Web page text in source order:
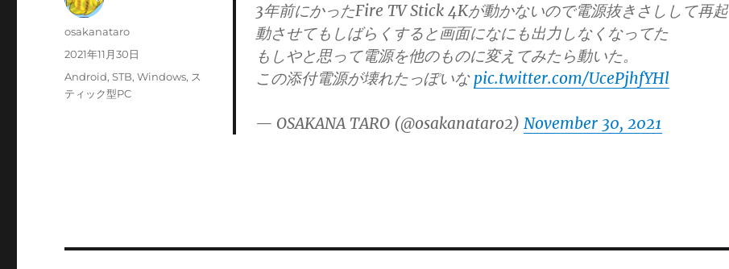
3年前にかったFire TV Stick 4Kが動かないので電源抜きさしして再起
動させてもしばらくすると画面になにも出力しなくなってた
もしやと思って電源を他のものに変えてみたら動いた。
この添付電源が壊れたっぽいな pic.twitter.com/UcePjhfYHl
— OSAKANA TARO (@osakanataro2) November 30, 2021
投
osakanataro
投
2021年11月30日
カ
テ
Android,STB,Windows, ス
ティック型PC